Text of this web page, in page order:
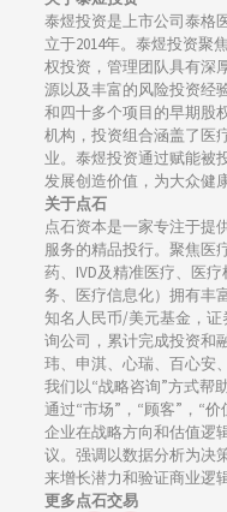
泰煜投资是上市公司泰格
立于2014年。泰煜投资聚
权投资，管理团队具有深
源以及丰富的风险投资经
和四十多个项目的早期股
机构，投资组合涵盖了医
业。泰煜投资通过赋能被
发展创造价值，为大众健
关于点石
点石资本是一家专注于提
服务的精品投行。聚焦医
药、IVD及精准医疗、医
务、医疗信息化）拥有丰
知名人民币/美元基金，
询公司，累计完成投资和
玮、申淇、心瑞、百心安
我们以“战略咨询”方式帮
通过“市场”，“顾客”，“
企业在战略方向和估值逻
议。强调以数据分析为决
来增长潜力和验证商业逻辑
更多点石交易